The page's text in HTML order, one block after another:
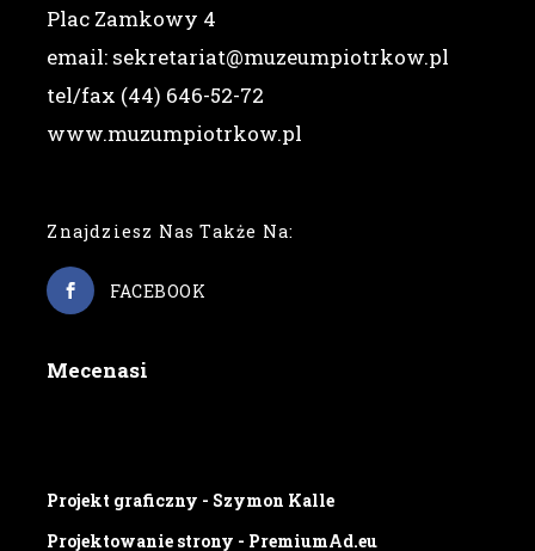
Plac Zamkowy 4
email: sekretariat@muzeumpiotrkow.pl
tel/fax (44) 646-52-72
www.muzumpiotrkow.pl
Znajdziesz Nas Także Na:
FACEBOOK
Mecenasi
Projekt graficzny - Szymon Kalle
Projektowanie strony - PremiumAd.eu